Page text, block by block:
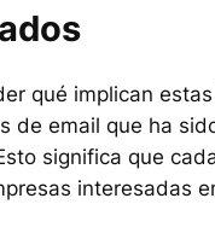
qué implican
de email que ha
significa que
interesadas